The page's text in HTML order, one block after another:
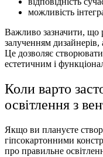
можливість
Важливо зазначити, що
залученням дизайнерів,
Це дозволяє
естетичним і
Коли варто
освітлення з
Якщо ви плануєте
гіпсокартонними
про правильне